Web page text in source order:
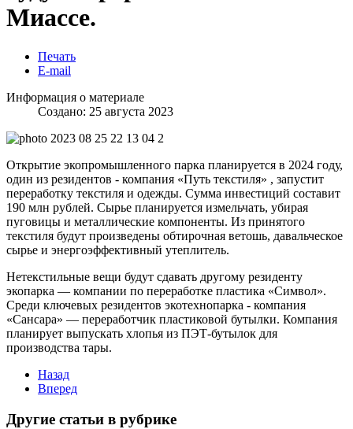
Миассе.
Печать
E-mail
Информация о материале
Создано: 25 августа 2023
Открытие экопромышленного парка планируется в 2024 году,
один из резидентов - компания «Путь текстиля» , запустит
переработку текстиля и одежды. Сумма инвестиций составит
190 млн рублей. Сырье планируется измельчать, убирая
пуговицы и металлические компоненты. Из принятого
текстиля будут произведены обтирочная ветошь, давальческое
сырье и энергоэффективный утеплитель.
Нетекстильные вещи будут сдавать другому резиденту
экопарка — компании по переработке пластика «Символ».
Среди ключевых резидентов экотехнопарка - компания
«Сансара» — переработчик пластиковой бутылки. Компания
планирует выпускать хлопья из ПЭТ-бутылок для
производства тары.
Назад
Вперед
Другие статьи в рубрике